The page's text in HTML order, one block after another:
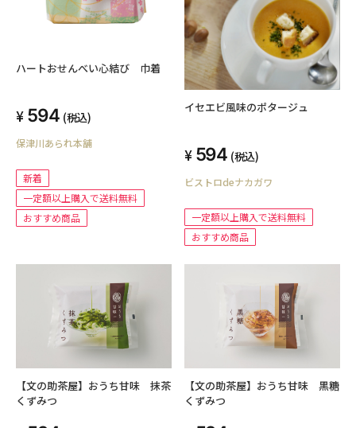
ハートおせんべい心結び 巾着
594 (税込)
保津川あられ本舗
新着
一定額以上購入で送料無料
おすすめ商品
イセエビ風味のポタージュ
594 (税込)
ビストロdeナカガワ
一定額以上購入で送料無料
おすすめ商品
【文の助茶屋】おうち甘味 抹茶
くずみつ
【文の助茶屋】おうち甘味 黒糖
くずみつ